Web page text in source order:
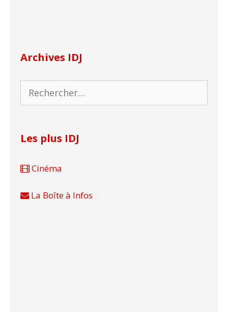
Archives IDJ
Rechercher :
Les plus IDJ
Cinéma
La Boîte à Infos